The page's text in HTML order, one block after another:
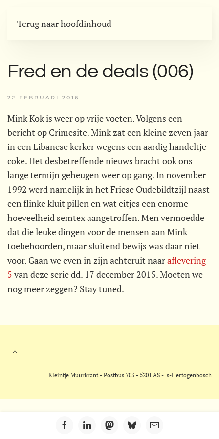
Terug naar hoofdinhoud
Fred en de deals (006)
22 FEBRUARI 2016
Mink Kok is weer op vrije voeten. Volgens een
bericht op Crimesite. Mink zat een kleine zeven jaar
in een Libanese kerker wegens een aardig handeltje
coke. Het desbetreffende nieuws bracht ook ons
lange termijn geheugen weer op gang. In november
1992 werd namelijk in het Friese Oudebildtzijl naast
een flinke kluit pillen en wat eitjes een enorme
hoeveelheid semtex aangetroffen. Men vermoedde
dat die leuke dingen voor de mensen aan Mink
toebehoorden, maar sluitend bewijs was daar niet
voor. Gaan we even in zijn achteruit naaraflevering
5 van deze serie dd. 17 december 2015. Moeten we
nog meer zeggen? Stay tuned.
Kleintje Muurkrant - Postbus 703 - 5201 AS - 's-Hertogenbosch